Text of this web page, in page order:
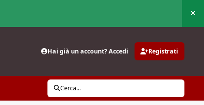
Hai già un account? Accedi Registrati
Cerca...